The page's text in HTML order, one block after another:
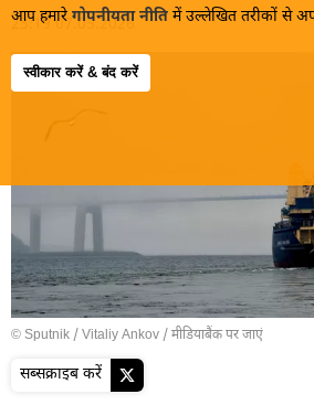
आप हमारे गोपनीयता नीति में उल्लेखित तरीकों से
स्वीकार करें & बंद करें
23:19 07.05.2026
© Sputnik / Vitaliy Ankov /मीडियाबैंक पर जाएं
सब्सक्राइब करें